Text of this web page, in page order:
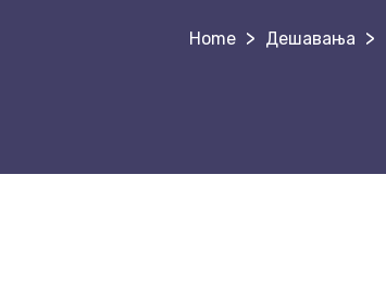
> Дешавања >